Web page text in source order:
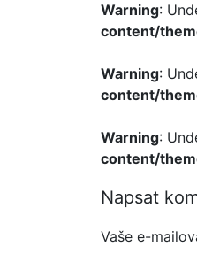
Warning:
content/
Warning:
content/
Warning:
content/
Napsat
Vaše e-